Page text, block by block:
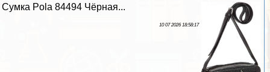
Сумка Pola 84494 Чёрная...
10 07 2026 18:58:17